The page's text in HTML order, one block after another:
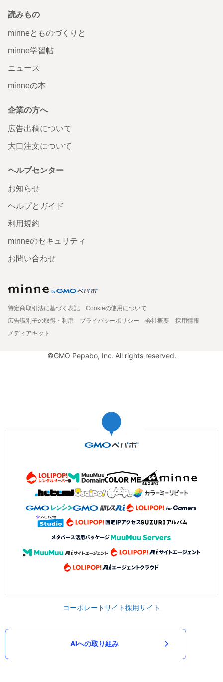
読みもの
minneとものづくりと
minne学習帖
ニュース
minneの本
企業の方へ
広告出稿について
大口注文について
ヘルプセンター
お知らせ
ヘルプとガイド
利用規約
minneのセキュリティ
お問い合わせ
特定商取引法に基づく表記
Cookieの使用について
広告識別子の取得・利用
プライバシーポリシー 会社概要
採用情報
メディアキット
©GMO Pepabo, Inc. All rights reserved.
コーポレートサイト採用サイト
AIへの取り組み